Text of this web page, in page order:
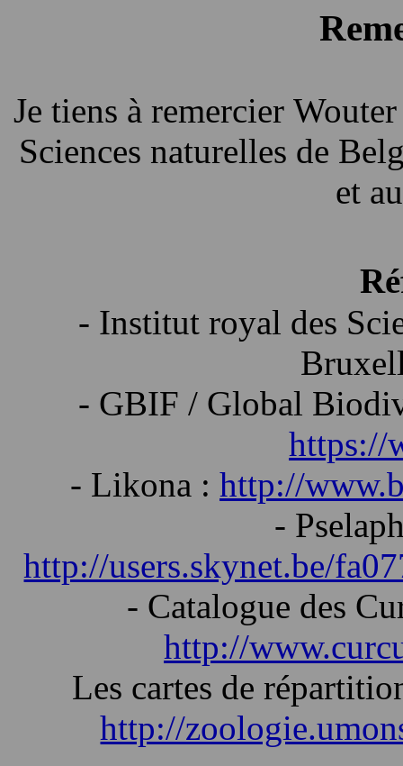
Je tiens à remercier
Sciences naturelles de
et
- Institut royal des
- GBIF / Global
https://
- Likona : http://
-
http://users.skynet.be/
- Catalogue des
http://
Les cartes de
http://